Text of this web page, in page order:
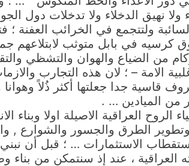
ولا نهيق الدخلاء ولا تدخلات دول
ولتتجمع في الخرائب العفنة
في بابل متوثب لابتلاعهم
من الضياع والهوان والتشظي
الامة – ؛ لان هذه التجارب
قاسية جدا جعلتها أكثر ذُلاً وهوانا
من الميادين … .
العراقية الاصيلة اولا وبناء
الطرق والجسور والشوارع ,
الاستثمارات … ؛ قبل أن
العراقية ، عند إذ سنتمكن من